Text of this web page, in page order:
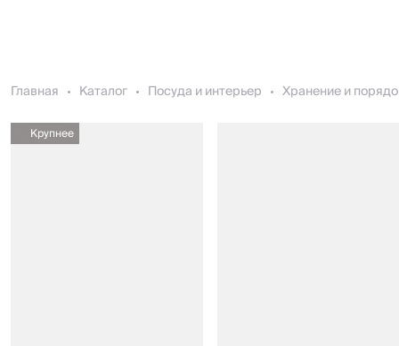
Главная Каталог Посуда и интерьер Хранение и
Крупнее